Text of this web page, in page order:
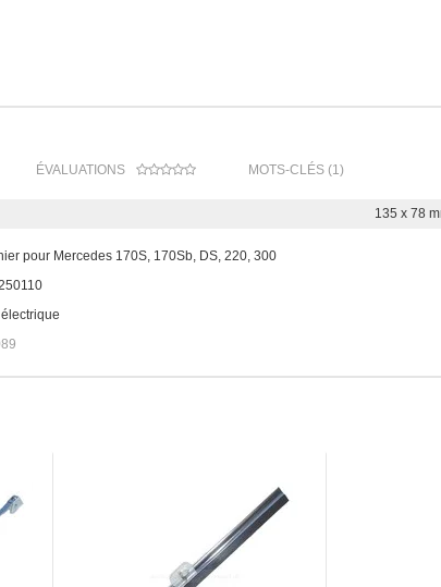
ÉVALUATIONS MOTS-CLÉS (1)
135 x 78
pour Mercedes 170S, 170Sb, DS, 220, 300